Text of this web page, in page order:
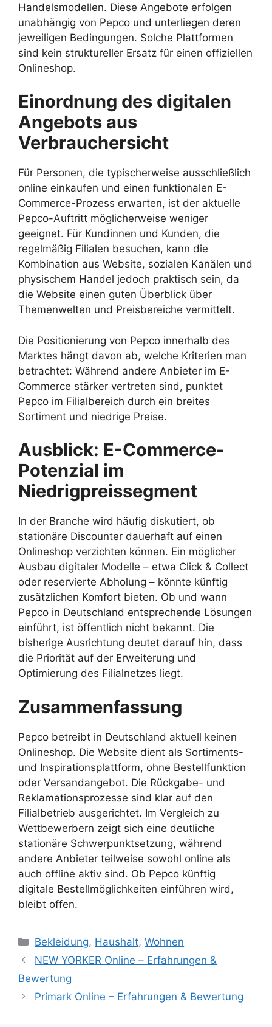
Handelsmodellen. Diese Angebote erfolgen
unabhängig von Pepco und unterliegen deren
jeweiligen Bedingungen. Solche Plattformen
sind kein struktureller Ersatz für einen offiziellen
Onlineshop.
Einordnung des digitalen
Angebots aus
Verbrauchersicht
Für Personen, die typischerweise ausschließlich
online einkaufen und einen funktionalen E-
Commerce-Prozess erwarten, ist der aktuelle
Pepco-Auftritt möglicherweise weniger
geeignet. Für Kundinnen und Kunden, die
regelmäßig Filialen besuchen, kann die
Kombination aus Website, sozialen Kanälen und
physischem Handel jedoch praktisch sein, da
die Website einen guten Überblick über
Themenwelten und Preisbereiche vermittelt.
Die Positionierung von Pepco innerhalb des
Marktes hängt davon ab, welche Kriterien man
betrachtet: Während andere Anbieter im E-
Commerce stärker vertreten sind, punktet
Pepco im Filialbereich durch ein breites
Sortiment und niedrige Preise.
Ausblick: E-Commerce-
Potenzial im
Niedrigpreissegment
In der Branche wird häufig diskutiert, ob
stationäre Discounter dauerhaft auf einen
Onlineshop verzichten können. Ein möglicher
Ausbau digitaler Modelle – etwa Click & Collect
oder reservierte Abholung – könnte künftig
zusätzlichen Komfort bieten. Ob und wann
Pepco in Deutschland entsprechende Lösungen
einführt, ist öffentlich nicht bekannt. Die
bisherige Ausrichtung deutet darauf hin, dass
die Priorität auf der Erweiterung und
Optimierung des Filialnetzes liegt.
Zusammenfassung
Pepco betreibt in Deutschland aktuell keinen
Onlineshop. Die Website dient als Sortiments-
und Inspirationsplattform, ohne Bestellfunktion
oder Versandangebot. Die Rückgabe- und
Reklamationsprozesse sind klar auf den
Filialbetrieb ausgerichtet. Im Vergleich zu
Wettbewerbern zeigt sich eine deutliche
stationäre Schwerpunktsetzung, während
andere Anbieter teilweise sowohl online als
auch offline aktiv sind. Ob Pepco künftig
digitale Bestellmöglichkeiten einführen wird,
bleibt offen.
Categories
Bekleidung, Haushalt,Wohnen
NEW YORKER Online – Erfahrungen &
Bewertung
Primark Online – Erfahrungen & Bewertung